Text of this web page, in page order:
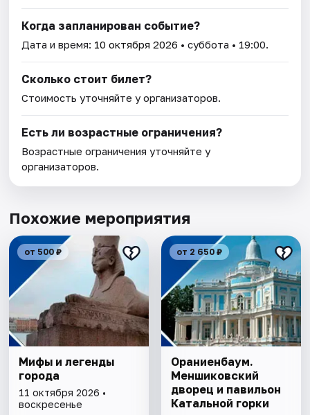
Когда запланирован событие?
Дата и время: 10 октября 2026 • суббота • 19:00.
Сколько стоит билет?
Стоимость уточняйте у организаторов.
Есть ли возрастные ограничения?
Возрастные ограничения уточняйте у
организаторов.
Похожие мероприятия
от 500 ₽
Мифы и легенды
города
11 октября 2026 •
воскресенье
от 2 650 ₽
Ораниенбаум.
Меншиковский
дворец и павильон
Катальной горки